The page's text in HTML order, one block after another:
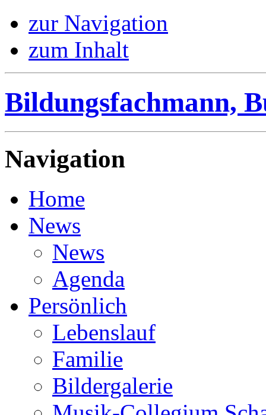
zur Navigation
zum Inhalt
Bildungsfachmann,
Navigation
Home
News
News
Agenda
Persönlich
Lebenslauf
Familie
Bildergalerie